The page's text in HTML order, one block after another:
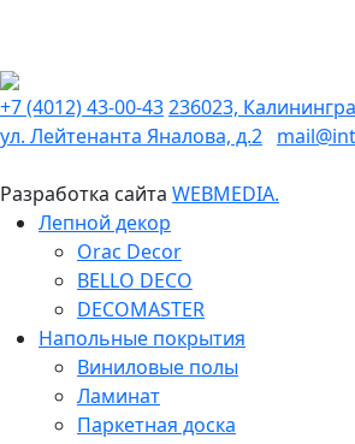
+7 (4012) 43-00-43236023,
ул. Лейтенанта Яналова, д.2
Разработка сайта WEBMEDIA.
Лепной декор
Orac Decor
BELLO DECO
DECOMASTER
Напольные покрытия
Виниловые полы
Ламинат
Паркетная доска